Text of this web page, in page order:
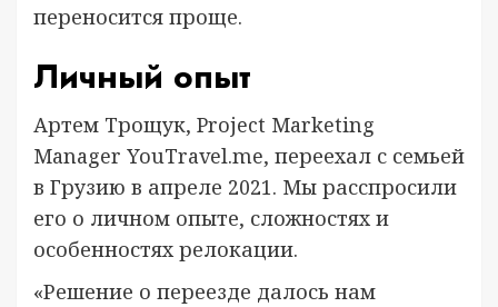
переносится проще.
Личный опыт
Артем Трощук, Project Marketing
Manager YouTravel.me, переехал с семьей
в Грузию в апреле 2021. Мы расспросили
его о личном опыте, сложностях и
особенностях релокации.
«Решение о переезде далось нам